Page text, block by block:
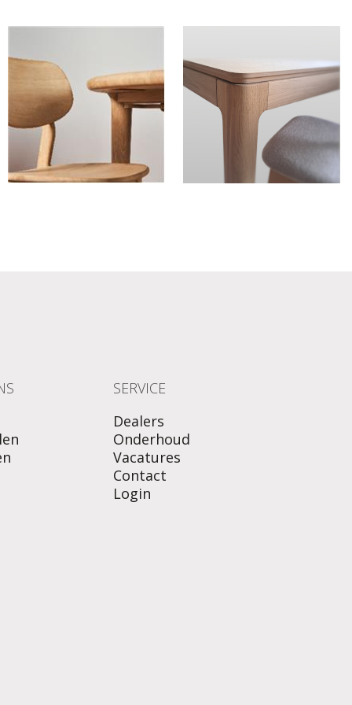
SERVICE
Dealers
Onderhoud
Vacatures
Contact
Login